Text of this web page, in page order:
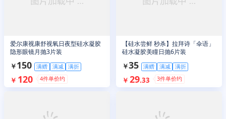
爱尔康视康舒视氧日夜型硅水凝胶
隐形眼镜月抛3片装
￥150 满赠 满减 满折
￥ 120 4件单价约
【硅水尝鲜 秒杀】拉拜诗「伞语」
硅水凝胶美瞳日抛6片装
￥35 满赠 满减 满折
￥ 29.33 3件单价约